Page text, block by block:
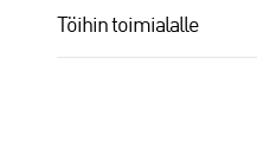
Töihin toimialalle